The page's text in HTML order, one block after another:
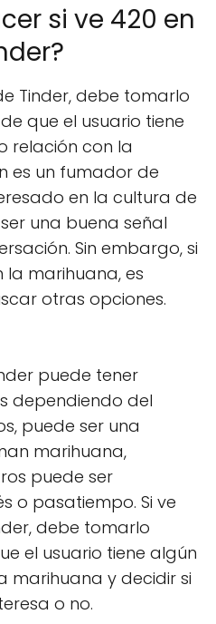
si ve 420 en
Tinder, debe tomarlo
que el usuario tiene
relación con la
es un fumador de
en la cultura de
una buena señal
Sin embargo, si
la marihuana, es
otras opciones.
puede tener
dependiendo del
puede ser una
marihuana,
puede ser
o pasatiempo. Si ve
debe tomarlo
el usuario tiene algún
marihuana y decidir si
o no.